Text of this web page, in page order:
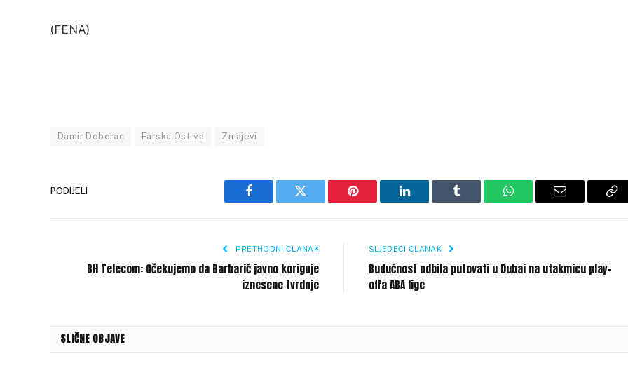
(FENA)
Damir Doborac Farska Ostrva Zmajevi
PODIJELI
Facebook Twitter Pinterest LinkedIn Tumblr WhatsAppEmail
PRETHODNI ČLANAK
BH Telecom: Očekujemo da Barbarić javno koriguje
iznesene tvrdnje
SLJEDEĆI ČLANAK
Budućnost odbila putovati u Dubai na utakmicu play-
offa ABA lige
SLIČNE OBJAVE